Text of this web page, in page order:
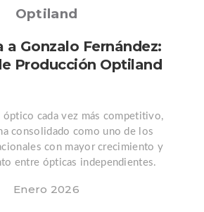
Posted
Optiland
a Gonzalo Fernández:
Producción Optiland
óptico cada vez más competitivo,
consolidado como uno de los
con mayor crecimiento y
entre ópticas independientes.
Enero 2026